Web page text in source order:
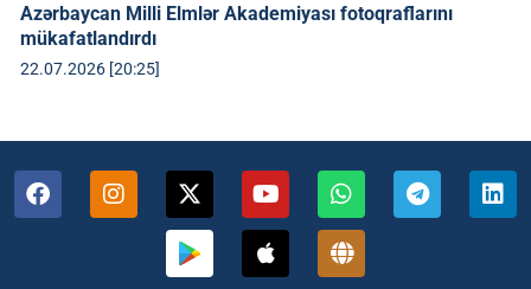
Azərbaycan Milli Elmlər Akademiyası fotoqraflarını
mükafatlandırdı
22.07.2026 [20:25]